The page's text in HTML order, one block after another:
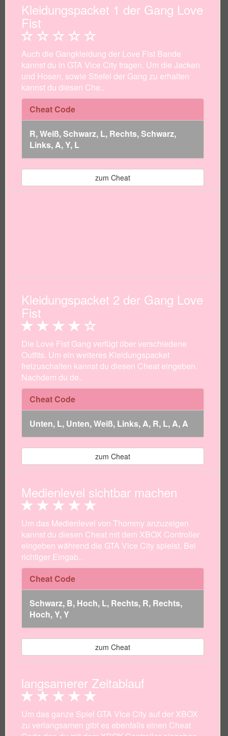
Kleidungspacket 1 der Gang Love
Fist
Auch die Gangkleidung der Love Fist Bande
kannst du in GTA Vice City tragen. Um die Jacken
und Hosen, sowie Stiefel der Gang zu erhalten
kannst du diesen Che..
Cheat Code
R, Weiß, Schwarz, L, Rechts, Schwarz,
Links, A, Y, L
zum Cheat
Kleidungspacket 2 der Gang Love
Fist
Die Love Fist Gang verfügt über verschiedene
Outfits. Um ein weiteres Kleidungspacket
freizuschalten kannst du diesen Cheat eingeben.
Nachdem du de..
Cheat Code
Unten, L, Unten, Weiß, Links, A, R, L, A, A
zum Cheat
Medienlevel sichtbar machen
Um das Medienlevel von Thommy anzuzeigen
kannst du diesen Cheat mit dem XBOX Controller
eingeben während die GTA Vice City spielst. Bei
richtiger Eingab..
Cheat Code
Schwarz, B, Hoch, L, Rechts, R, Rechts,
Hoch, Y, Y
zum Cheat
langsamerer Zeitablauf
Um das ganze Spiel GTA Vice City auf der XBOX
zu verlangsamen gibt es ebenfalls einen Cheat